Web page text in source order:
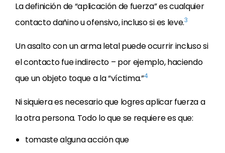
La definición de “aplicación de fuerza” es cualquier
contacto dañino u ofensivo, incluso si es leve.3
Un asalto con un arma letal puede ocurrir incluso si
el contacto fue indirecto – por ejemplo, haciendo
que un objeto toque a la “víctima.”4
Ni siquiera es necesario que logres aplicar fuerza a
la otra persona. Todo lo que se requiere es que:
tomaste alguna acción que